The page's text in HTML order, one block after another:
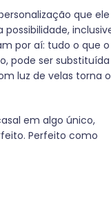
que ele
por aí: tudo o que o
pode ser substituída
luz de velas torna o
em algo único,
Perfeito como